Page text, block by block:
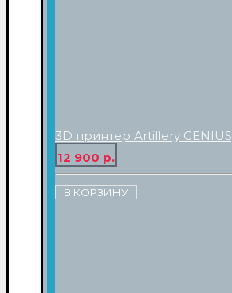
3D принтер Artillery
12 900 р.
В КОРЗИНУ